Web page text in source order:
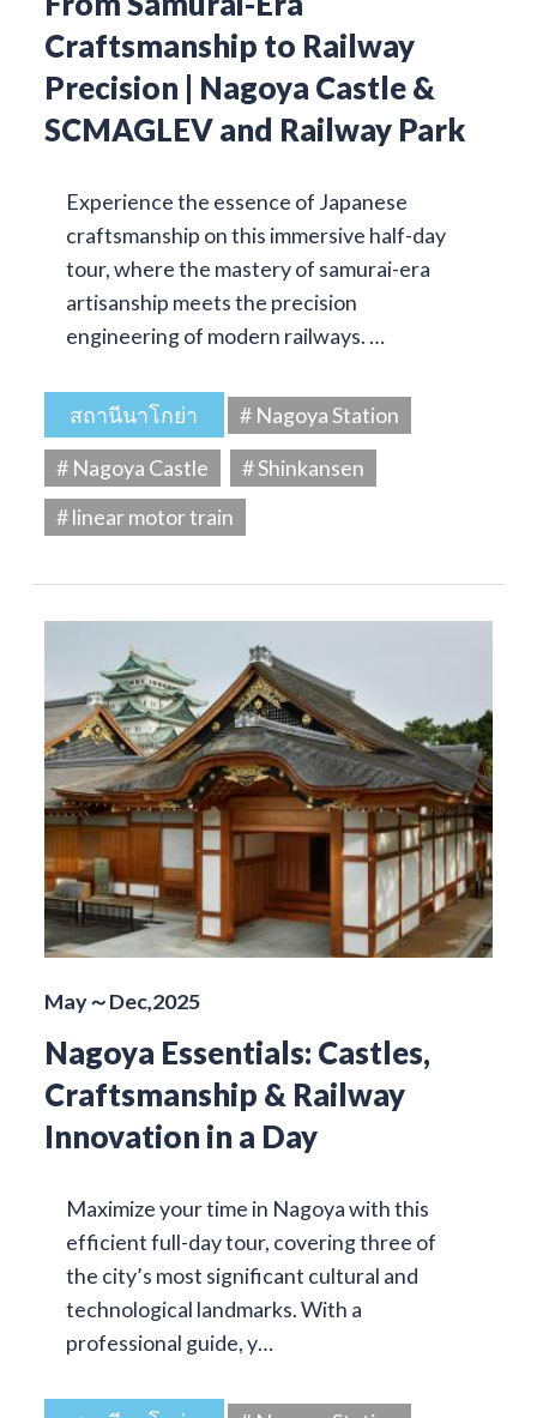
Craftsmanship to Railway
Precision | Nagoya Castle &
SCMAGLEV and Railway Park
Experience the essence of Japanese
craftsmanship on this immersive half-day
tour, where the mastery of samurai-era
artisanship meets the precision
engineering of modern railways. …
สถานีนาโกย่า
# Nagoya Station
# Nagoya Castle
# Shinkansen
# linear motor train
May～Dec,2025
Nagoya Essentials: Castles,
Craftsmanship & Railway
Innovation in a Day
Maximize your time in Nagoya with this
efficient full-day tour, covering three of
the city’s most significant cultural and
technological landmarks. With a
professional guide, y…